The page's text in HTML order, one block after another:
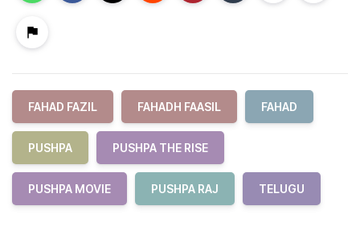
FAHAD FAZIL FAHADH FAASIL FAHAD
PUSHPA PUSHPA THE RISE
PUSHPA MOVIE PUSHPA RAJ TELUGU